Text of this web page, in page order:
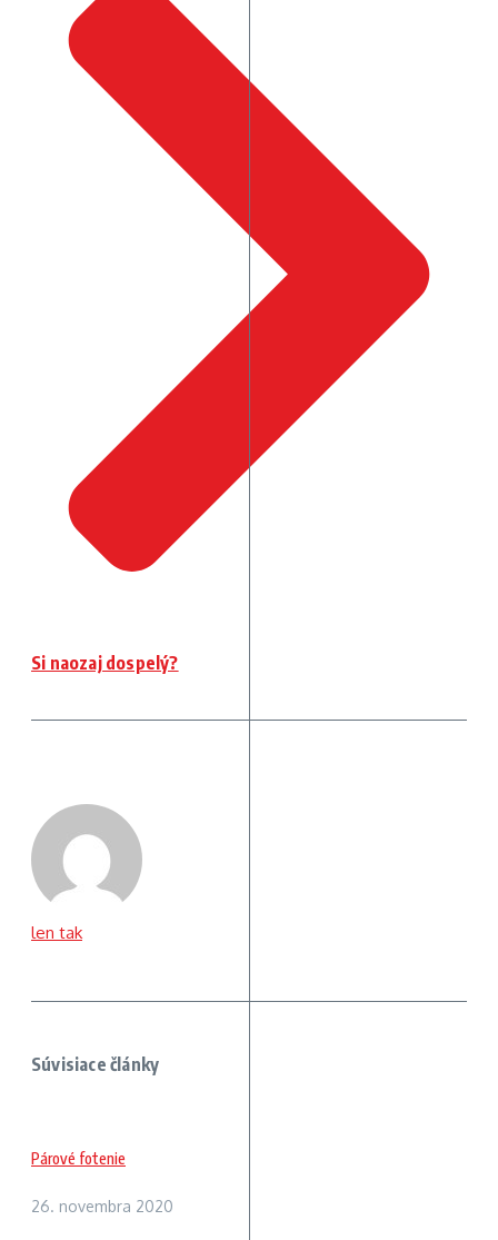
Si naozaj dospelý?
len tak
Súvisiace články
Párové fotenie
26. novembra 2020